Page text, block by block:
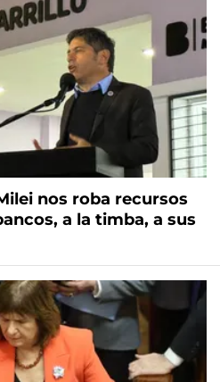
nos roba recursos
a la timba, a sus